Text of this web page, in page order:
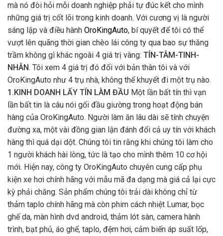
mà nó đòi hỏi mỗi doanh nghiệp phải tự đúc kết cho mình
những giá trị cốt lõi trong kinh doanh. Với cương vị là người
sáng lập và điều hành OroKingAuto, bí quyết để tôi có thể
vượt lên quãng thời gian chèo lái công ty qua bao sự thăng
trầm không gì khác ngoài 4 giá trị vàng: TÍN-TÂM-TINH-
NHÂN. Tôi xem 4 giá trị đó đối với bản thân tôi và với
OroKingAuto như 4 trụ nhà, không thể khuyết đi một trụ nào.
1.KINH DOANH LẤY TÍN LÀM ĐẦU Một lần bất tín thì vạn
lần bất tin là câu nói gối đầu giường trong hoạt động bán
hàng của OroKingAuto. Người làm ăn lâu dài sẽ tính chuyện
đường xa, một vài đồng gian lận đánh đổi cả uy tín với khách
hàng thì quá dại dột. Chúng tôi tin rằng khi chúng tôi làm cho
1 người khách hài lòng, tức là tạo cho mình thêm 10 cơ hội
mới. Hiện nay, công ty OroKingAuto chuyên cung cấp phụ
kiện xe hơi chính hãng với mẫu mã đa dạng mà giá cả lại cực
kỳ phải chăng. Sản phẩm chúng tôi trải dài không chỉ từ
thảm taplo chính hãng mà còn phim cách nhiệt Lumar, bọc
ghế da, màn hình dvd android, thảm lót sàn, camera hành
trình, bạt phủ, áo ghế, taplo, đệm hơi, cảm biến áp suất lốp,